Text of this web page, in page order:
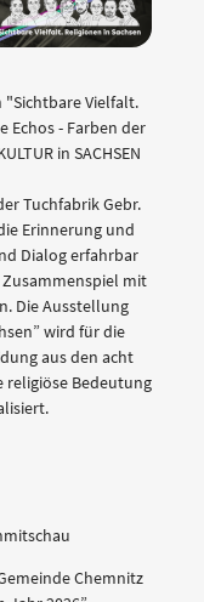
"Sichtbare Vielfalt.
Echos - Farben der
in SACHSEN
Tuchfabrik Gebr.
Erinnerung und
Dialog erfahrbar
mit
Die Ausstellung
wird für die
aus den acht
religiöse Bedeutung
Chemnitz